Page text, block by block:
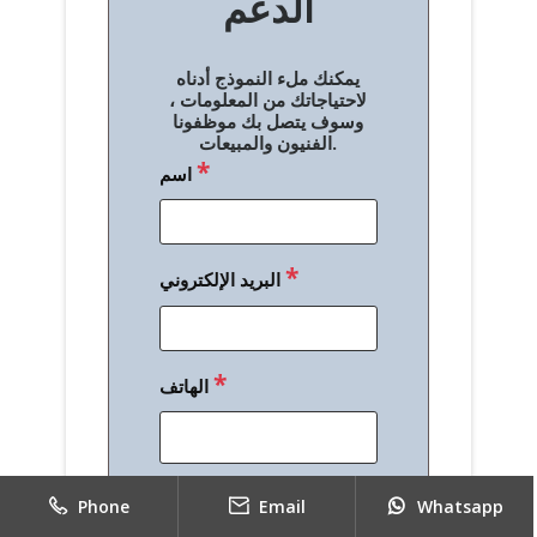
يمكنك ملء النموذج أدناه
لاحتياجاتك من المعلومات ،
وسوف يتصل بك موظفونا
الفنيون والمبيعات.
اسم*
البريد الإلكتروني*
الهاتف*
Phone Email Whatsapp